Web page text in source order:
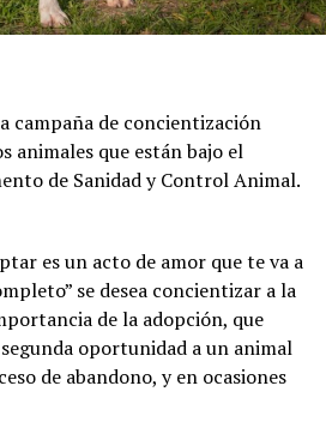
campaña de concientización
animales que están bajo el
de Sanidad y Control Animal.
es un acto de amor que te va a
se desea concientizar a la
de la adopción, que
oportunidad a un animal
de abandono, y en ocasiones